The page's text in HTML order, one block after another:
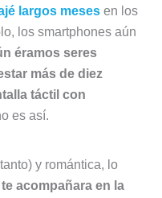
largos mesesen los
los smartphones aún
éramos seres
más de diez
táctil con
es así.
y romántica, lo
acompañara en la